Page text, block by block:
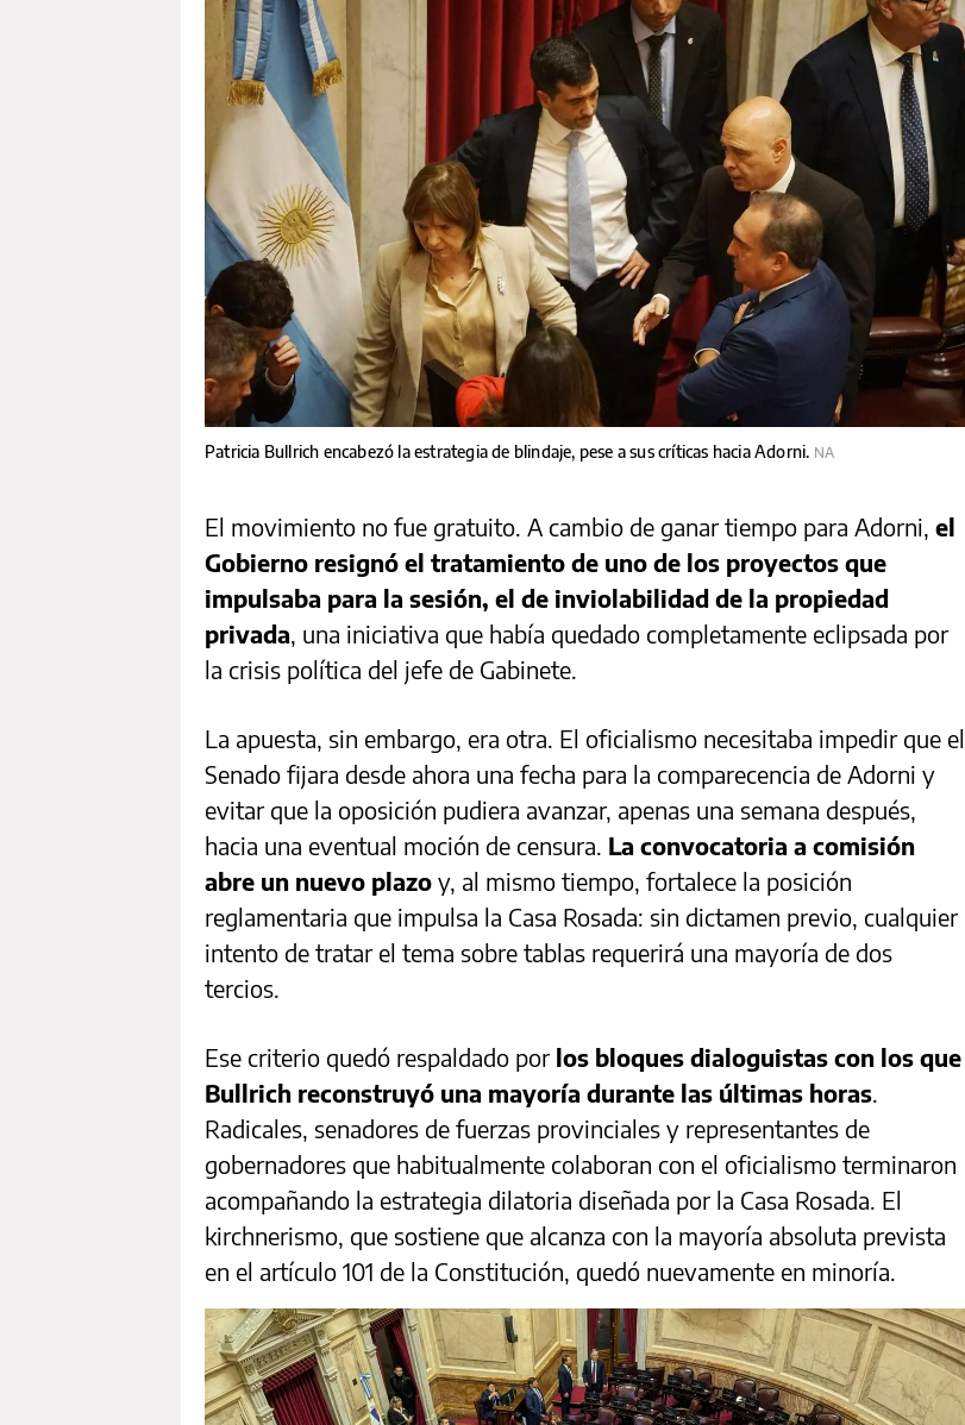
Patricia Bullrich encabezó la estrategia de blindaje, pese a sus críticas hacia Adorni. NA
El movimiento no fue gratuito. A cambio de ganar tiempo para Adorni, el
Gobierno resignó el tratamiento de uno de los proyectos que
impulsaba para la sesión, el de inviolabilidad de la propiedad
privada, una iniciativa que había quedado completamente eclipsada por
la crisis política del jefe de Gabinete.
La apuesta, sin embargo, era otra. El oficialismo necesitaba impedir que el
Senado fijara desde ahora una fecha para la comparecencia de Adorni y
evitar que la oposición pudiera avanzar, apenas una semana después,
hacia una eventual moción de censura. La convocatoria a comisión
abre un nuevo plazo y, al mismo tiempo, fortalece la posición
reglamentaria que impulsa la Casa Rosada: sin dictamen previo, cualquier
intento de tratar el tema sobre tablas requerirá una mayoría de dos
tercios.
Ese criterio quedó respaldado por los bloques dialoguistas con los que
Bullrich reconstruyó una mayoría durante las últimas horas.
Radicales, senadores de fuerzas provinciales y representantes de
gobernadores que habitualmente colaboran con el oficialismo terminaron
acompañando la estrategia dilatoria diseñada por la Casa Rosada. El
kirchnerismo, que sostiene que alcanza con la mayoría absoluta prevista
en el artículo 101 de la Constitución, quedó nuevamente en minoría.